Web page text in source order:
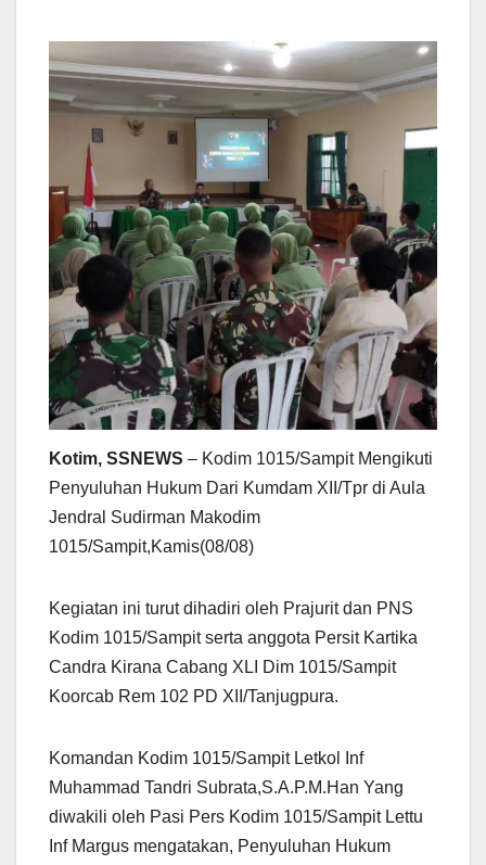
Kotim, SSNEWS – Kodim 1015/Sampit Mengikuti
Penyuluhan Hukum Dari Kumdam XII/Tpr di Aula
Jendral Sudirman Makodim
1015/Sampit,Kamis(08/08)
Kegiatan ini turut dihadiri oleh Prajurit dan PNS
Kodim 1015/Sampit serta anggota Persit Kartika
Candra Kirana Cabang XLI Dim 1015/Sampit
Koorcab Rem 102 PD XII/Tanjugpura.
Komandan Kodim 1015/Sampit Letkol Inf
Muhammad Tandri Subrata,S.A.P.M.Han Yang
diwakili oleh Pasi Pers Kodim 1015/Sampit Lettu
Inf Margus mengatakan, Penyuluhan Hukum